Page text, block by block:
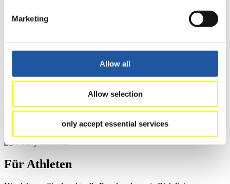
Marketing
Allow all
Allow selection
only accept essential services
>> Weiter
Für Ausrichter
Hier können Sie das aktuelle Regelwerk sowie Richtlinien zu
Kontaktpersonen für Wettkämpfe und Sponsoren informieren,
sowie Informationen über Wettkämpfe abrufen.
Für Athleten